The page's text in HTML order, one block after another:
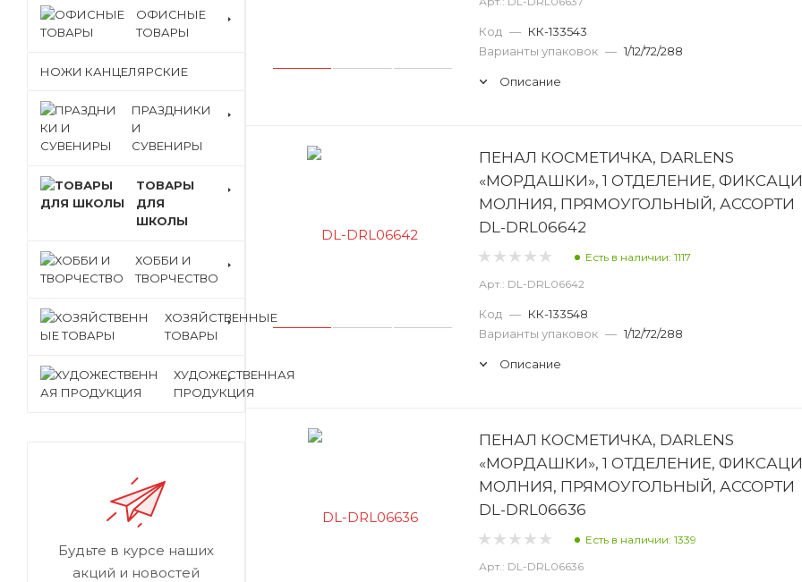
Код — КК-133543
Варианты упаковок — 1/12/72/288
Описание
ПЕНАЛ КОСМЕТИЧКА, DARLENS
«МОРДАШКИ», 1 ОТДЕЛЕНИЕ,
МОЛНИЯ, ПРЯМОУГОЛЬНЫЙ, АССОРТИ
DL-DRL06642
Есть в наличии: 1117
Арт.: DL-DRL06642
Код — КК-133548
Варианты упаковок — 1/12/72/288
Описание
ПЕНАЛ КОСМЕТИЧКА, DARLENS
«МОРДАШКИ», 1 ОТДЕЛЕНИЕ,
МОЛНИЯ, ПРЯМОУГОЛЬНЫЙ, АССОРТИ
DL-DRL06636
Есть в наличии: 1339
Арт.: DL-DRL06636
ОФИСНЫЕ
ТОВАРЫ
НОЖИ КАНЦЕЛЯРСКИЕ
ПРАЗДНИКИ
И
СУВЕНИРЫ
ТОВАРЫ
ДЛЯ
ШКОЛЫ
ХОББИ И
ТВОРЧЕСТВО
ХОЗЯЙСТВЕННЫЕ
ТОВАРЫ
ХУДОЖЕСТВЕННАЯ
ПРОДУКЦИЯ
Будьте в курсе наших
акций и новостей